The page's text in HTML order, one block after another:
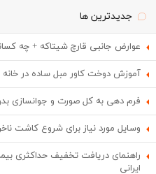
جدیدترین ها
عوارض جانبی قارچ شیتاکه + چه
آموزش دوخت کاور مبل ساده در خانه
فرم دهی به کل صورت و جوانسازی
وسایل مورد نیاز برای شروع کاشت
راهنمای دریافت تخفیف
ایرانی